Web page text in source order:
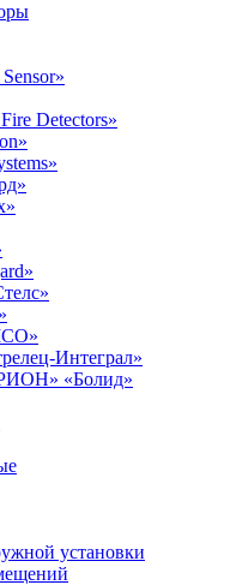
Detectors»
Интеграл»
«Болид»
установки